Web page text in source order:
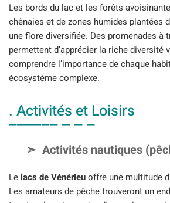
Les bords du lac et les forêts
chênaies et de zones humides plantées
une flore diversifiée. Des promenades à
permettent d’apprécier la riche diversité
comprendre l’importance de chaque
écosystème complexe.
. Activités et Loisirs
Activités nautiques
Le lacs de Vénérieuoffre une multitude
Les amateurs de pêche trouveront un